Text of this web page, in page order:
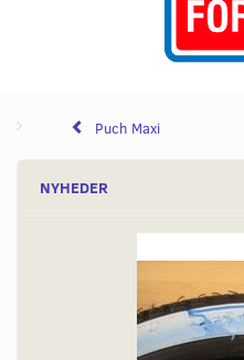
Puch Maxi
NYHEDER